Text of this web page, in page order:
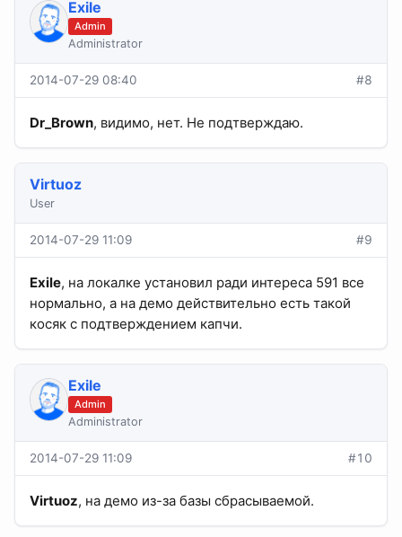
Exile
Admin
Administrator
2014-07-29 08:40 #8
Dr_Brown, видимо, нет. Не подтверждаю.
Virtuoz
User
2014-07-29 11:09 #9
Exile, на локалке установил ради интереса 591 все
нормально, а на демо действительно есть такой
косяк с подтверждением капчи.
Exile
Admin
Administrator
2014-07-29 11:09 #10
Virtuoz, на демо из-за базы сбрасываемой.